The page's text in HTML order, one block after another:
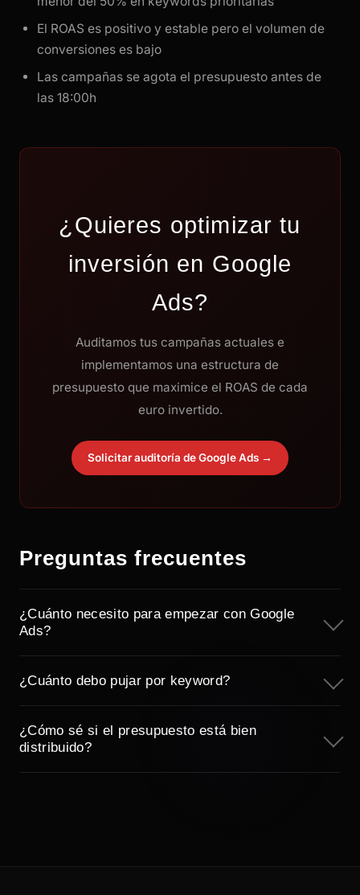
El ROAS es positivo y estable pero el volumen de
conversiones es bajo
Las campañas se agota el presupuesto antes de
las 18:00h
¿Quieres optimizar tu
inversión en Google
Ads?
Auditamos tus campañas actuales e
implementamos una estructura de
presupuesto que maximice el ROAS de cada
euro invertido.
Solicitar auditoría de Google Ads →
Preguntas frecuentes
¿Cuánto necesito para empezar con Google
Ads?
¿Cuánto debo pujar por keyword?
¿Cómo sé si el presupuesto está bien
distribuido?